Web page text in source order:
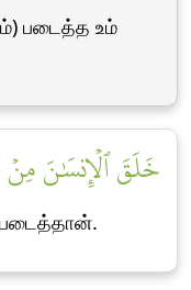
படைத்த உம்
خَلَقَ ٱلۡإِنسَٰنَ مِنۡ
படைத்தான்.